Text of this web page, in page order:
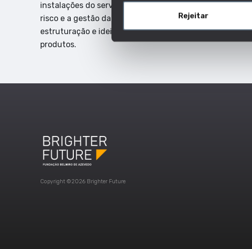
Rejeitar
instalações do serviço de documentação (incluindo a
risco e a gestão da qualidade). Além disso,
estruturação e ideias de comunicação para comunicar
produtos.
Copyright ©2026 Brighter Future